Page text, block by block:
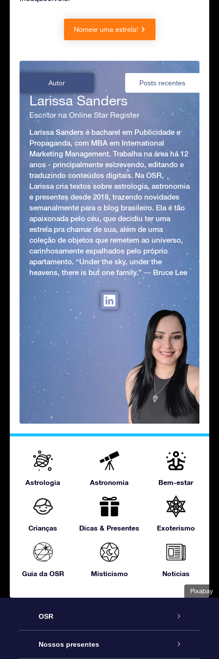
Pixabay
Nomeie uma estrela!
Autor Posts recentes
Larissa Sanders
Escritor na Online Star Register
Larissa Sanders é bacharel em Publicidade e
Propaganda, com MBA em International
Marketing Management. Trabalha na área há 12
anos - principalmente escrevendo, editando e
traduzindo conteúdos digitais. Na OSR,
Larissa cria textos sobre astrologia, astronomia
e presentes desde 2018, trazendo novidades
semanalmente para o blog brasileiro. Ela é tão
apaixonada pelo céu, que decidiu ter uma
estrela pra chamar de sua, além de uma
coleção de objetos que remetem ao universo,
carinhosamente espalhados pelo próprio
apartamento. “Under the sky, under the
heavens, there is but one family.” ― Bruce Lee
Astrologia Astronomia Bem-estar
Crianças Dicas & Presentes Exoterismo
Guia da OSR Misticismo Notícias
OSR
Serviço
Nossos presentes